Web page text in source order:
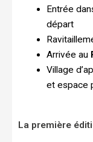
Entrée
départ
Arrivée au
Village
et espace
La première